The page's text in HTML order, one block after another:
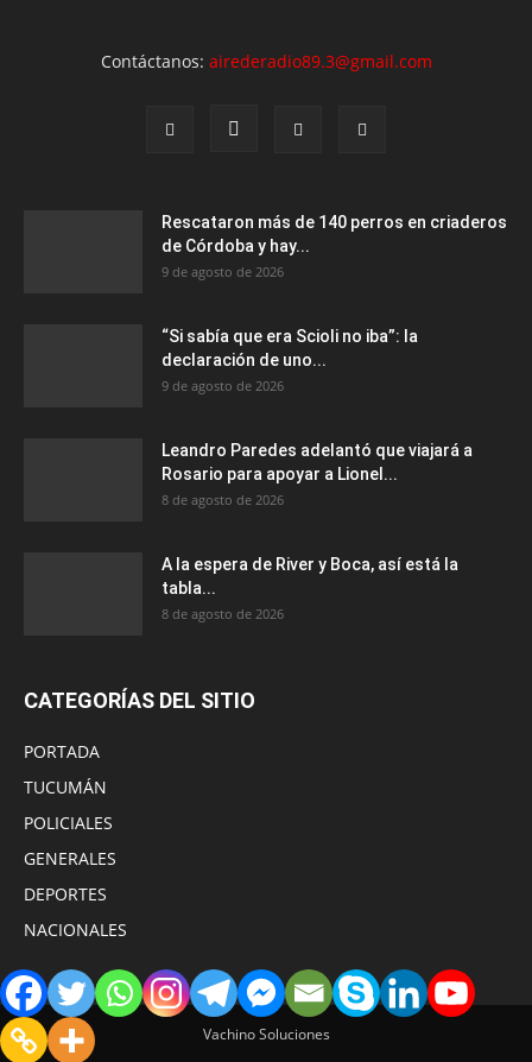
Contáctanos: airederadio89.3@gmail.com
Rescataron más de 140 perros en criaderos
de Córdoba y hay...
9 de agosto de 2026
“Si sabía que era Scioli no iba”: la
declaración de uno...
9 de agosto de 2026
Leandro Paredes adelantó que viajará a
Rosario para apoyar a Lionel...
8 de agosto de 2026
A la espera de River y Boca, así está la
tabla...
8 de agosto de 2026
CATEGORÍAS DEL SITIO
PORTADA
TUCUMÁN
POLICIALES
GENERALES
DEPORTES
NACIONALES
Vachino Soluciones